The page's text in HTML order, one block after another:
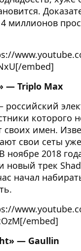
миллионов
embed]
— Triplo Max
российский
которого
своих имен.
свои сеты
ноябре 2018
новый трек
начал
embed]
— Gaullin